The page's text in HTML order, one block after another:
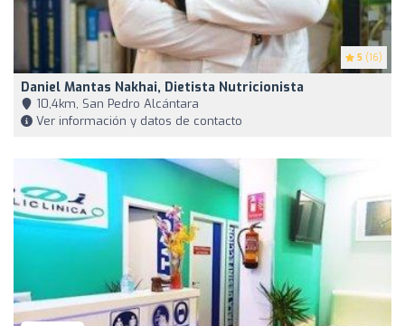
5 (16)
Daniel Mantas Nakhai, Dietista Nutricionista
10,4km, San Pedro Alcántara
Ver información y datos de contacto